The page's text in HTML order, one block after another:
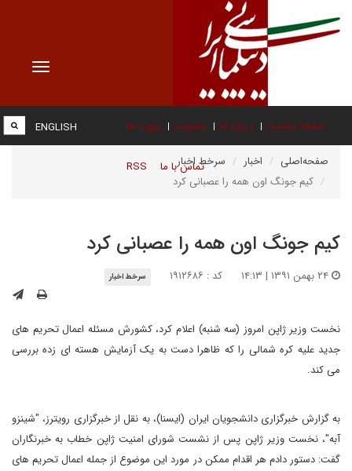
Toggle
صفحه نخست درباره ما عضویت پیوند ها
تماس با ما RSS
ENGLISH
صفحه‌اصلی اخبار
سرخط اخبار
کیم جونگ اون همه را عصبانی کرد
کیم جونگ اون همه را عصبانی کرد
کد : ۱۹۱۲۶۸۶ سرخط اخبار
نخست وزیر ژاپن امروز (سه شنبه) اعلام کرد، کشورش مسئله اعمال تحریم های
جدید علیه کره شمالی را که ظاهرا دست به یک آزمایش هسته ای زده بررسی
می کند.
به گزارش خبرگزاری دانشجویان ایران (ایسنا)، به نقل از خبرگزاری رویترز، "شینزو
آبه"، نخست وزیر ژاپن پس از نشست شورای امنیت ژاپن خطاب به خبرنگاران
گفت: دستور دادم هر اقدام ممکن در مورد این موضوع از جمله اعمال تحریم های